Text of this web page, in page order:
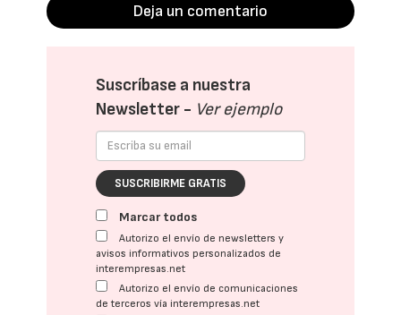
Deja un comentario
Suscríbase a nuestra
Newsletter - Ver ejemplo
SUSCRIBIRME GRATIS
Marcar todos
Autorizo el envío de newsletters y
avisos informativos personalizados de
interempresas.net
Autorizo el envío de comunicaciones
de terceros vía interempresas.net